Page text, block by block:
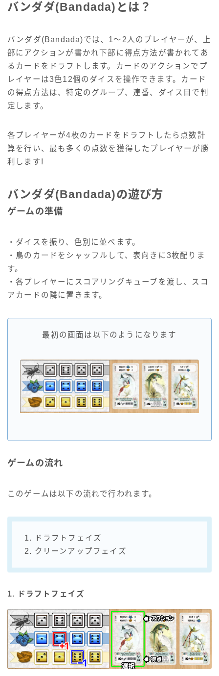
バンダダ(Bandada)とは？
バンダダ(Bandada)では、1～2人のプレイヤーが、上
部にアクションが書かれ下部に得点方法が書かれてあ
るカードをドラフトします。カードのアクションでプ
レイヤーは3色12個のダイスを操作できます。カード
の得点方法は、特定のグループ、連番、ダイス目で判
定します。
各プレイヤーが4枚のカードをドラフトしたら点数計
算を行い、最も多くの点数を獲得したプレイヤーが勝
利します!
バンダダ(Bandada)の遊び方
ゲームの準備
・ダイスを振り、色別に並べます。
・鳥のカードをシャッフルして、表向きに3枚配りま
す。
・各プレイヤーにスコアリングキューブを渡し、スコ
アカードの隣に置きます。
最初の画面は以下のようになります
ゲームの流れ
このゲームは以下の流れで行われます。
1. ドラフトフェイズ
2. クリーンアップフェイズ
1. ドラフトフェイズ